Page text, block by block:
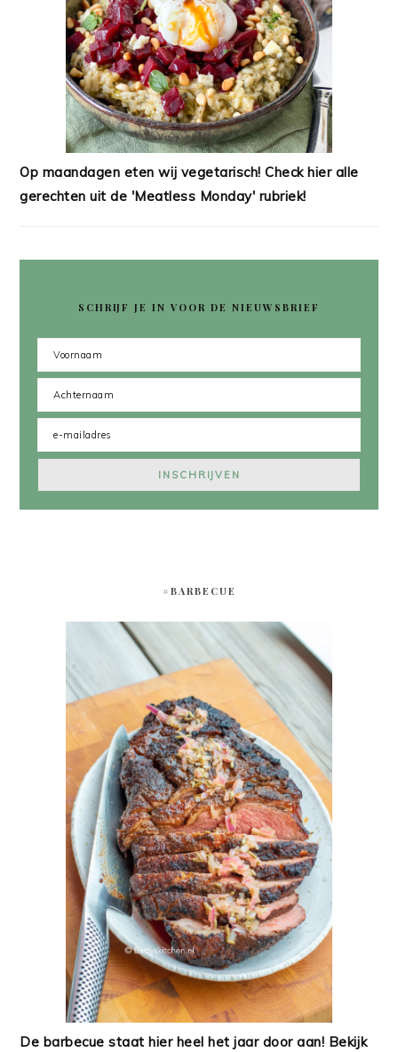
Op maandagen eten wij vegetarisch! Check hier alle
gerechten uit de 'Meatless Monday' rubriek!
SCHRIJF JE IN VOOR DE NIEUWSBRIEF
#BARBECUE
De barbecue staat hier heel het jaar door aan! Bekijk